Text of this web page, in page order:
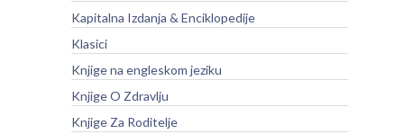
Kapitalna Izdanja & Enciklopedije
Klasici
Knjige na engleskom jeziku
Knjige O Zdravlju
Knjige Za Roditelje